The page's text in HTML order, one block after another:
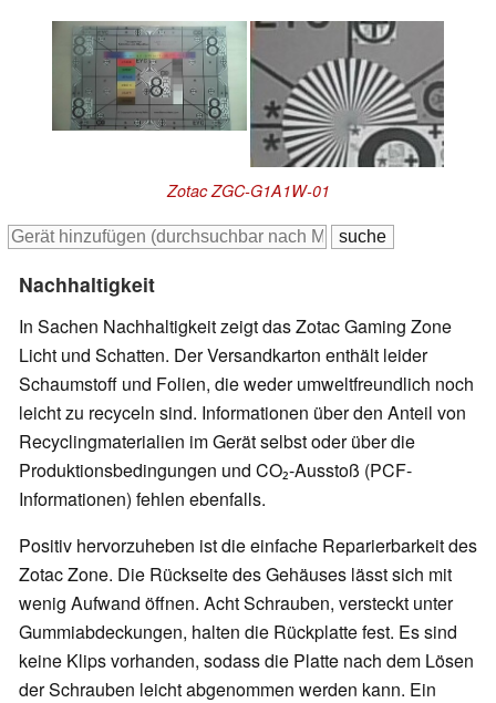
Zotac ZGC-G1A1W-01
Nachhaltigkeit
In Sachen Nachhaltigkeit zeigt das Zotac Gaming Zone
Licht und Schatten. Der Versandkarton enthält leider
Schaumstoff und Folien, die weder umweltfreundlich noch
leicht zu recyceln sind. Informationen über den Anteil von
Recyclingmaterialien im Gerät selbst oder über die
Produktionsbedingungen und CO₂-Ausstoß (PCF-
Informationen) fehlen ebenfalls.
Positiv hervorzuheben ist die einfache Reparierbarkeit des
Zotac Zone. Die Rückseite des Gehäuses lässt sich mit
wenig Aufwand öffnen. Acht Schrauben, versteckt unter
Gummiabdeckungen, halten die Rückplatte fest. Es sind
keine Klips vorhanden, sodass die Platte nach dem Lösen
der Schrauben leicht abgenommen werden kann. Ein